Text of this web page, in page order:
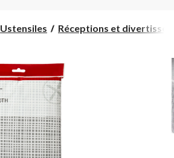
Ustensiles Réceptions et